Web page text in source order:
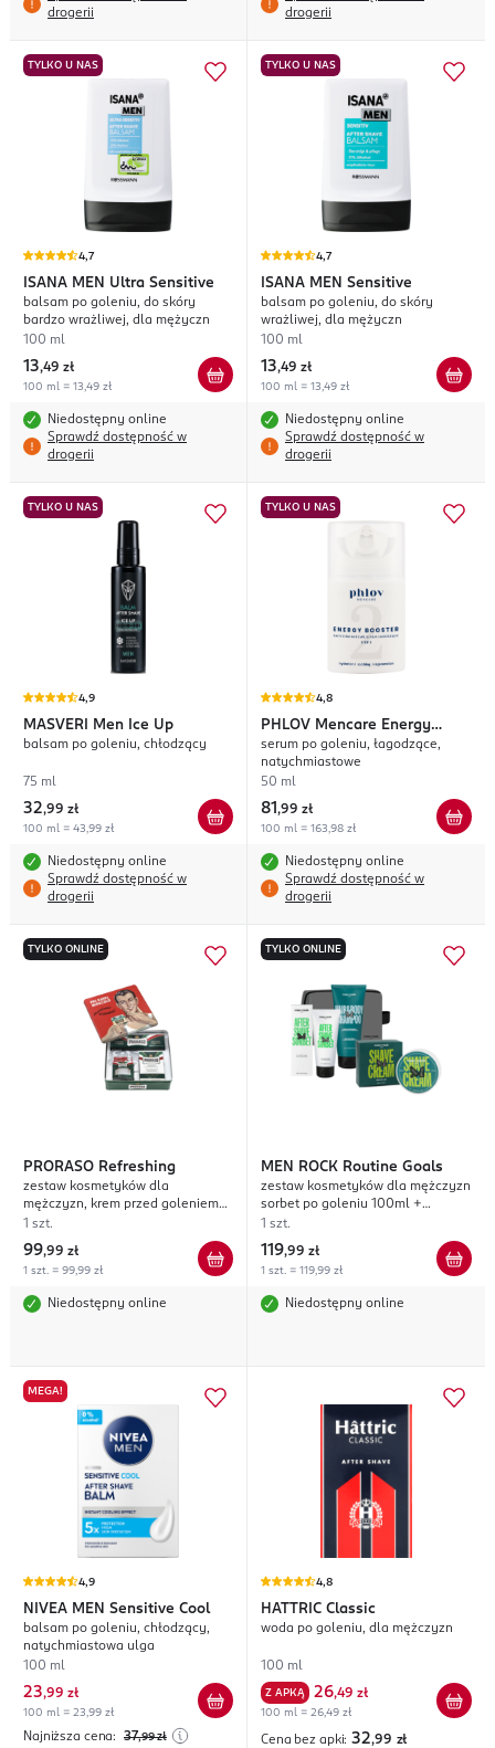
drogerii
drogerii
TYLKO U NAS
4,7
ISANA MEN Ultra Sensitive
balsam po goleniu, do skóry
bardzo wrażliwej, dla mężyczn
100 ml
13,49 zł
100 ml = 13,49 zł
Niedostępny online
Sprawdź dostępność w
drogerii
TYLKO U NAS
4,7
ISANA MEN Sensitive
balsam po goleniu, do skóry
wrażliwej, dla mężyczn
100 ml
13,49 zł
100 ml = 13,49 zł
Niedostępny online
Sprawdź dostępność w
drogerii
TYLKO U NAS
4,9
MASVERI Men Ice Up
balsam po goleniu, chłodzący
75 ml
32,99 zł
100 ml = 43,99 zł
Niedostępny online
Sprawdź dostępność w
drogerii
TYLKO U NAS
4,8
PHLOV Mencare Energy
Booster
serum po goleniu, łagodzące,
natychmiastowe
50 ml
81 ,99 zł
100 ml = 163,98 zł
Niedostępny online
Sprawdź dostępność w
drogerii
TYLKO ONLINE
PRORASO Refreshing
zestaw kosmetyków dla
mężczyzn, krem przed goleniem
100 ml + krem do golenia 150 ml
1 szt.
99,99 zł
1 szt. = 99,99 zł
Niedostępny online
TYLKO ONLINE
MEN ROCK Routine Goals
zestaw kosmetyków dla mężczyzn
sorbet po goleniu 100ml +
szampon do włosów i żel pod
prysznic 200ml + krem do golenia
100ml + kosmetyczka
1 szt.
119,99 zł
1 szt. = 119,99 zł
Niedostępny online
MEGA!
4,9
NIVEA MEN Sensitive Cool
balsam po goleniu, chłodzący,
natychmiastowa ulga
100 ml
23,99 zł
100 ml = 23,99 zł
Najniższa cena: 37,99 zł
4,8
HATTRIC Classic
woda po goleniu, dla mężczyzn
100 ml
Z APKĄ 26,49 zł
100 ml = 26,49 zł
Cena bez apki: 32,99 zł